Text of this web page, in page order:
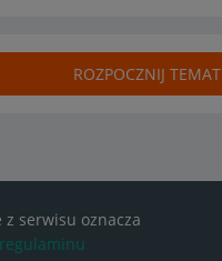
ROZPOCZNIJ TEMAT
z serwisu oznacza
regulaminu